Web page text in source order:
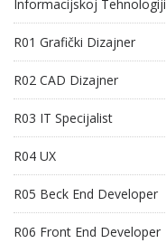
Informacijskoj Tehnologiji
R01 Grafički Dizajner
R02 CAD Dizajner
R03 IT Specijalist
R04 UX
R05 Beck End Developer
R06 Front End Developer